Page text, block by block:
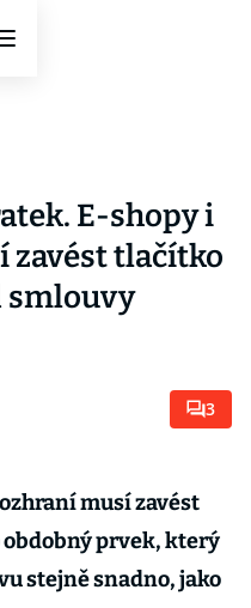
E-shopy i
zavést tlačítko
smlouvy
3
musí zavést
prvek, který
stejně snadno, jako